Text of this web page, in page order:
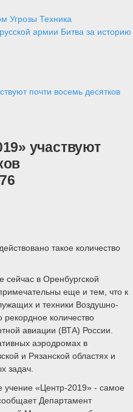
Угрозы Техника
армии Битва за историю
почти восемь десятков
участвуют
такое количество
в Оренбургской
еще и тем, что к
и техники Воздушно-
количество
авиации (ВТА) России.
аэродромах в
и Рязанской областях и
задач.
учение «Центр-2019» - самое
Департамент